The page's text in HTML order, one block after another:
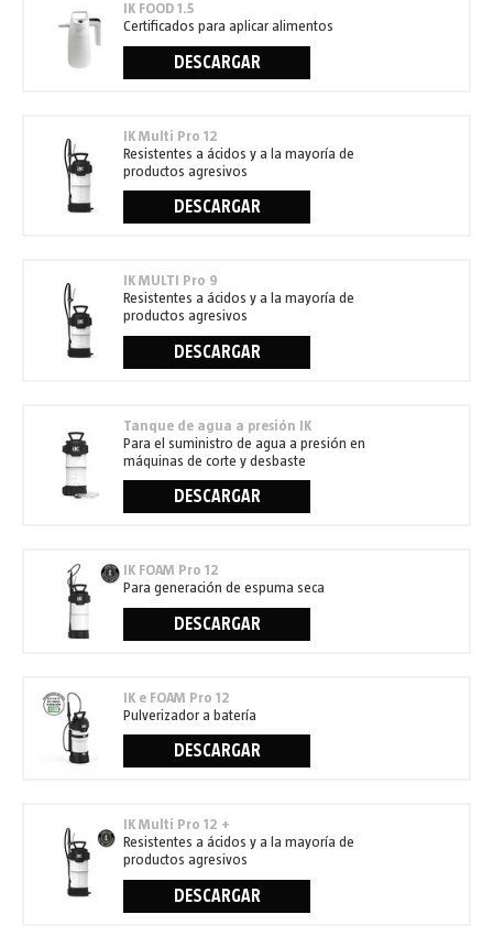
IK FOOD 1.5
Certificados para aplicar alimentos
DESCARGAR
IK Multi Pro 12
Resistentes a ácidos y a la mayoría de
productos agresivos
DESCARGAR
IK MULTI Pro 9
Resistentes a ácidos y a la mayoría de
productos agresivos
DESCARGAR
Tanque de agua a presión IK
Para el suministro de agua a presión en
máquinas de corte y desbaste
DESCARGAR
IK FOAM Pro 12
Para generación de espuma seca
DESCARGAR
IK e FOAM Pro 12
Pulverizador a batería
DESCARGAR
IK Multi Pro 12 +
Resistentes a ácidos y a la mayoría de
productos agresivos
DESCARGAR